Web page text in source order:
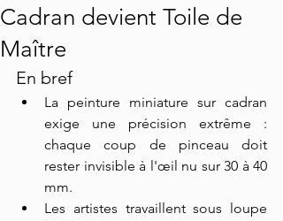
Cadran devient Toile de
Maître
En bref
La peinture miniature sur cadran
exige une précision extrême :
chaque coup de pinceau doit
rester invisible à l'œil nu sur 30 à 40
mm.
Les artistes travaillent sous loupe